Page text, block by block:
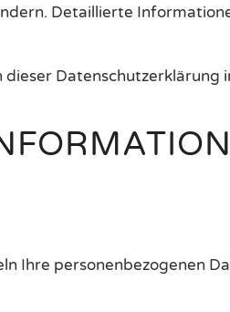
Detaillierte
dieser Datenschutzerklärung
Ihre personenbezogenen